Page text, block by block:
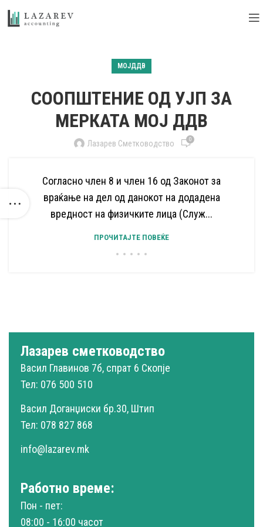
МОЈДДВ
СООПШТЕНИЕ ОД УЈП ЗА
МЕРКАТА МОЈ ДДВ
Лазарев Сметководство 0
Согласно член 8 и член 16 од Законот за
враќање на дел од данокот на додадена
вредност на физичките лица (Служ...
ПРОЧИТАЈТЕ ПОВЕЌЕ
Лазарев сметководство
Васил Главинов 7б, спрат 6 Скопје
Тел: 076 500 510
Васил Доганџиски бр.30, Штип
Тел: 078 827 868
info@lazarev.mk
Работно време:
Пон - пет:
08:00 - 16:00 часот